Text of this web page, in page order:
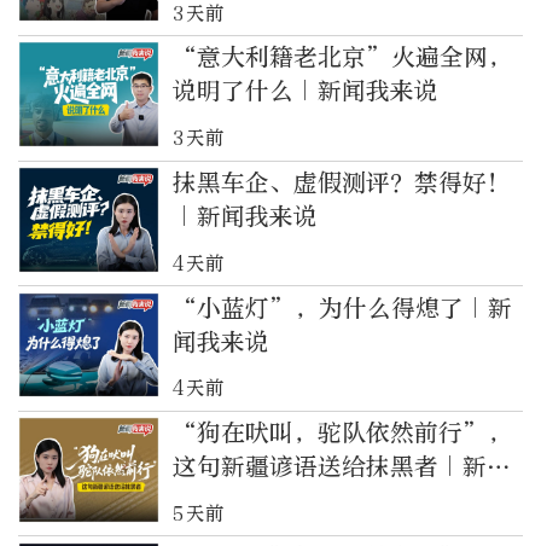
3天前
“意大利籍老北京”火遍全网，
说明了什么｜新闻我来说
3天前
抹黑车企、虚假测评？禁得好！
｜新闻我来说
4天前
“小蓝灯”，为什么得熄了｜新
闻我来说
4天前
“狗在吠叫，驼队依然前行”，
这句新疆谚语送给抹黑者｜新闻
我来说
5天前